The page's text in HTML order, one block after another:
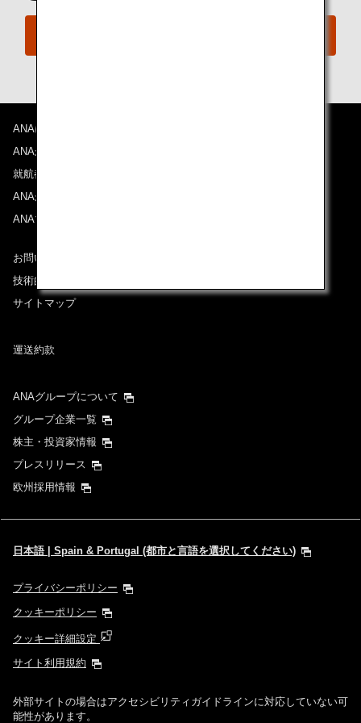
ANAについて
ANAからのお知らせ
就航都市
ANAがお約束する体験
ANAマイレージクラブ
お問い合わせ
技術的なお問い合わせ（推奨環境）
サイトマップ
運送約款
ANAグループについて
グループ企業一覧
株主・投資家情報
プレスリリース
欧州採用情報
日本語 | Spain & Portugal (都市と言語を選択してください)
プライバシーポリシー
クッキーポリシー
クッキー詳細設定
サイト利用規約
外部サイトの場合はアクセシビリティガイドラインに対応していない可
能性があります。